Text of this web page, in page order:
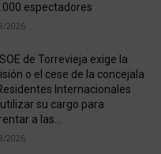
espectadores
2026
de Torrevieja exige la
o el cese de la concejala
Internacionales
su cargo para
a las...
2026